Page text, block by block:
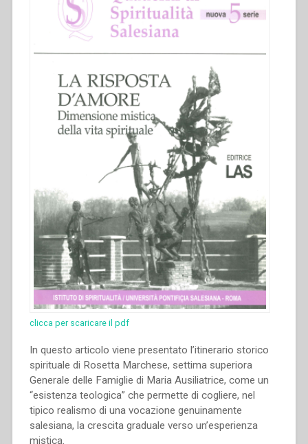
di
spiritualità
salesiana.
Nuova
5””
clicca per scaricare il pdf
In questo articolo viene presentato l’itinerario storico
spirituale di Rosetta Marchese, settima superiora
Generale delle Famiglie di Maria Ausiliatrice, come un
“esistenza teologica” che permette di cogliere, nel
tipico realismo di una vocazione genuinamente
salesiana, la crescita graduale verso un’esperienza
mistica.